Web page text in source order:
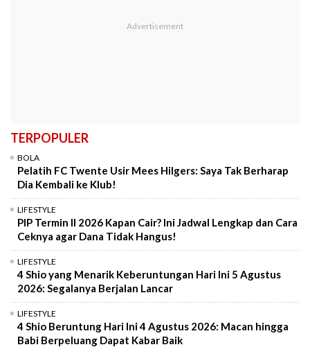
TERPOPULER
BOLA
Pelatih FC Twente Usir Mees Hilgers: Saya Tak Berharap
Dia Kembali ke Klub!
LIFESTYLE
PIP Termin II 2026 Kapan Cair? Ini Jadwal Lengkap dan Cara
Ceknya agar Dana Tidak Hangus!
LIFESTYLE
4 Shio yang Menarik Keberuntungan Hari Ini 5 Agustus
2026: Segalanya Berjalan Lancar
LIFESTYLE
4 Shio Beruntung Hari Ini 4 Agustus 2026: Macan hingga
Babi Berpeluang Dapat Kabar Baik